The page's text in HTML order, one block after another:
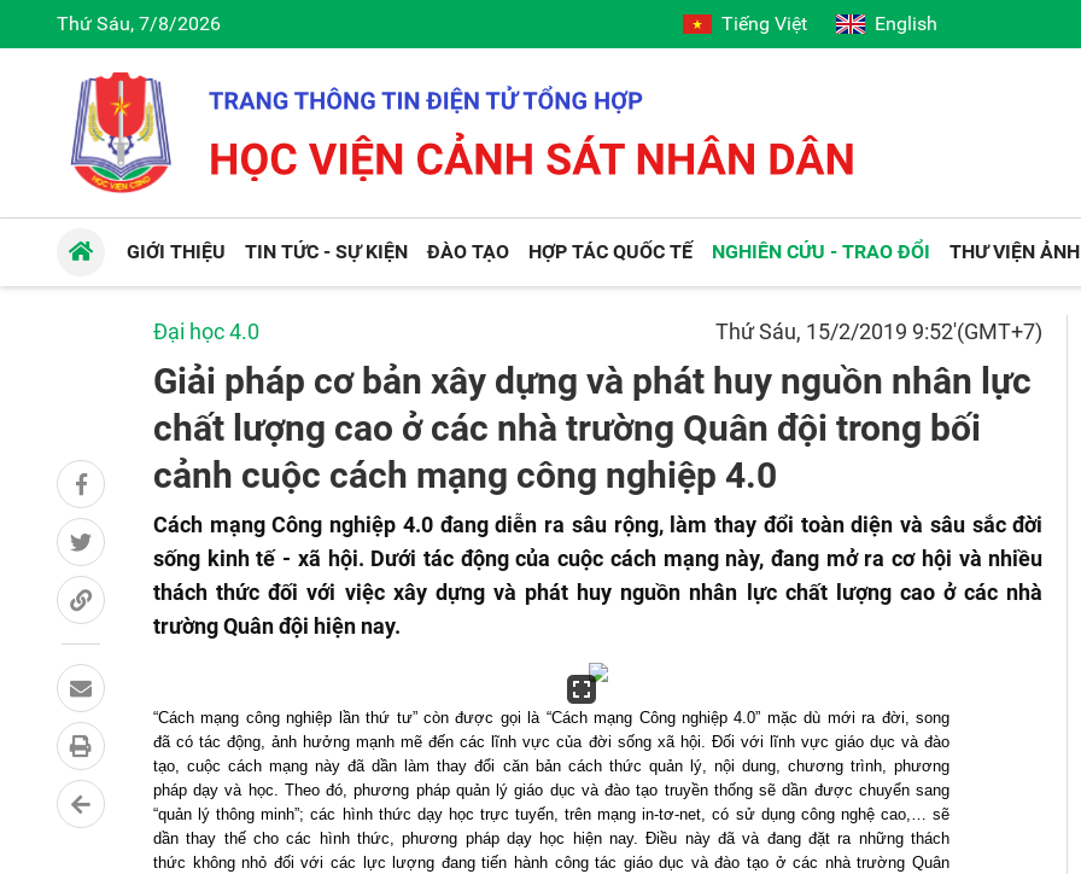
Thứ Sáu, 7/8/2026 Tiếng Việt English
GIỚI THIỆU TIN TỨC - SỰ KIỆN ĐÀO TẠO HỢP TÁC QUỐC TẾ NGHIÊN CỨU - TRAO ĐỔI THƯ VIỆN ẢNH
Đại học 4.0 Thứ Sáu, 15/2/2019 9:52'(GMT+7)
Giải pháp cơ bản xây dựng và phát huy nguồn nhân lực
chất lượng cao ở các nhà trường Quân đội trong bối
cảnh cuộc cách mạng công nghiệp 4.0
Cách mạng Công nghiệp 4.0 đang diễn ra sâu rộng, làm thay đổi toàn diện và sâu sắc đời
sống kinh tế - xã hội. Dưới tác động của cuộc cách mạng này, đang mở ra cơ hội và nhiều
thách thức đối với việc xây dựng và phát huy nguồn nhân lực chất lượng cao ở các nhà
trường Quân đội hiện nay.
“Cách mạng công nghiệp lần thứ tư” còn được gọi là “Cách mạng Công nghiệp 4.0” mặc dù mới ra đời, song
đã có tác động, ảnh hưởng mạnh mẽ đến các lĩnh vực của đời sống xã hội. Đối với lĩnh vực giáo dục và đào
tạo, cuộc cách mạng này đã dần làm thay đổi căn bản cách thức quản lý, nội dung, chương trình, phương
pháp dạy và học. Theo đó, phương pháp quản l‎ý giáo dục và đào tạo truyền thống sẽ dần được chuyển sang
“quản lý thông minh”; các hình thức dạy học trực tuyến, trên mạng in-tơ-net, có sử dụng công nghệ cao,… sẽ
dần thay thế cho các hình thức, phương pháp dạy học hiện nay. Điều này đã và đang đặt ra những thách
thức không nhỏ đối với các lực lượng đang tiến hành công tác giáo dục và đào tạo ở các nhà trường Quân